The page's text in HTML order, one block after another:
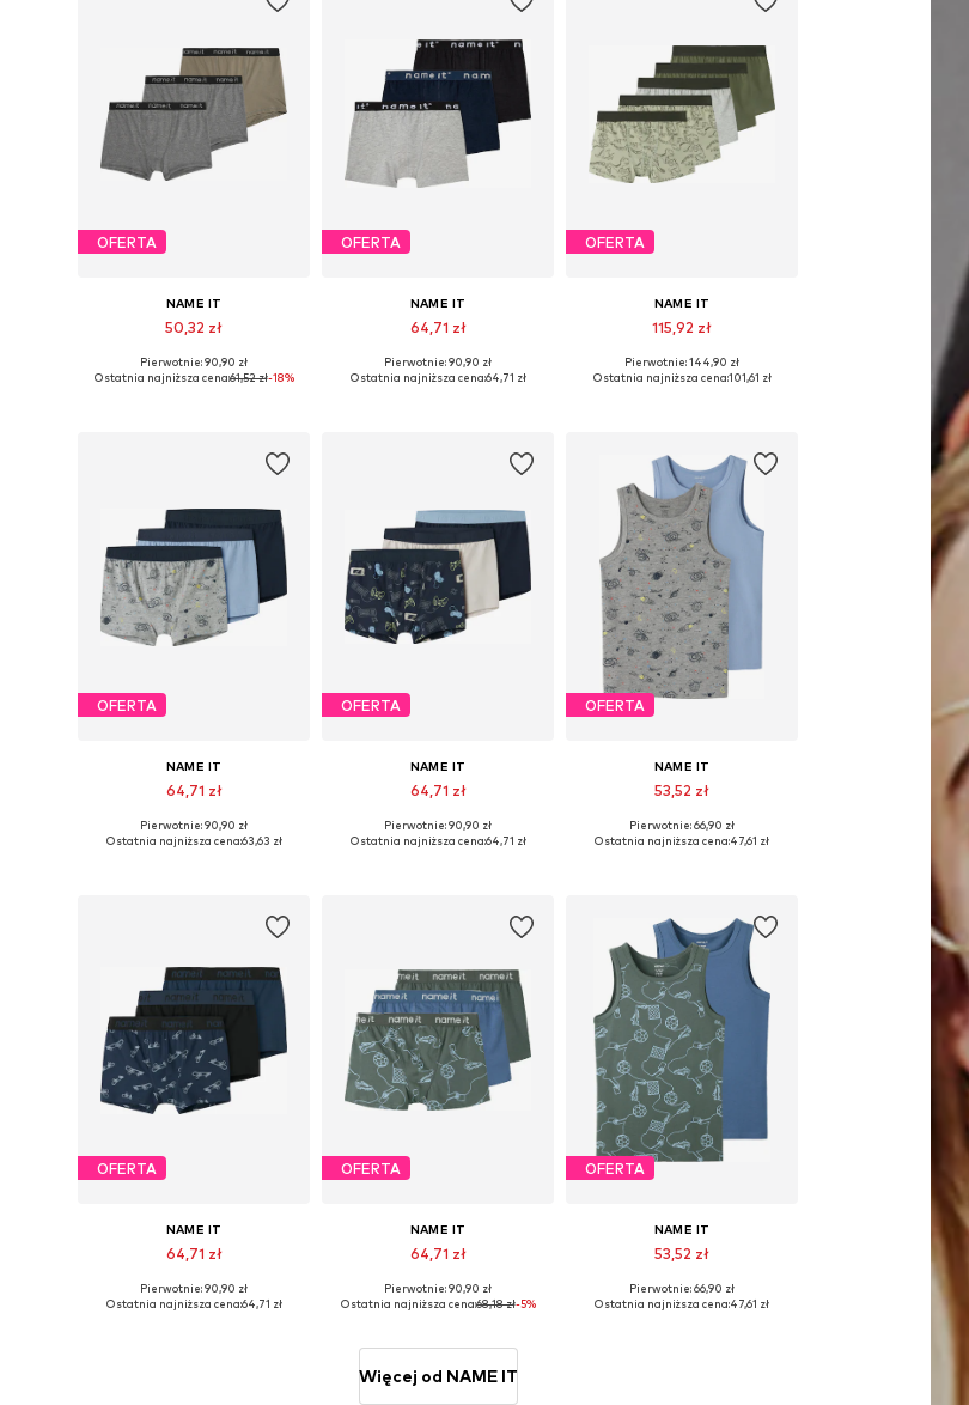
OFERTA
NAME IT
50,32 zł
Dostępne w różnych rozmiarach
Pierwotnie: 90,90 zł
Ostatnia najniższa cena:61,52 zł-18%
OFERTA
NAME IT
64,71 zł
Dostępne w różnych rozmiarach
Pierwotnie: 90,90 zł
Ostatnia najniższa cena:64,71 zł
OFERTA
NAME IT
115,92 zł
Dostępne w różnych rozmiarach
Pierwotnie: 144,90 zł
Ostatnia najniższa cena:101,61 zł
OFERTA
NAME IT
64,71 zł
Dostępne w różnych rozmiarach
Pierwotnie: 90,90 zł
Ostatnia najniższa cena:63,63 zł
OFERTA
NAME IT
64,71 zł
Dostępne w różnych rozmiarach
Pierwotnie: 90,90 zł
Ostatnia najniższa cena:64,71 zł
OFERTA
NAME IT
53,52 zł
Dostępne w różnych rozmiarach
Pierwotnie: 66,90 zł
Ostatnia najniższa cena:47,61 zł
OFERTA
NAME IT
64,71 zł
Dostępne w różnych rozmiarach
Pierwotnie: 90,90 zł
Ostatnia najniższa cena:64,71 zł
OFERTA
NAME IT
64,71 zł
Dostępne w różnych rozmiarach
Pierwotnie: 90,90 zł
Ostatnia najniższa cena:68,18 zł-5%
OFERTA
NAME IT
53,52 zł
Dostępne w różnych rozmiarach
Pierwotnie: 66,90 zł
Ostatnia najniższa cena:47,61 zł
Więcej od NAME IT